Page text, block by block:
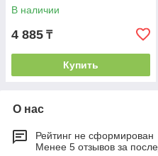
В наличии
4 885 ₸
Купить
О нас
Рейтинг не сформирован
Менее 5 отзывов за